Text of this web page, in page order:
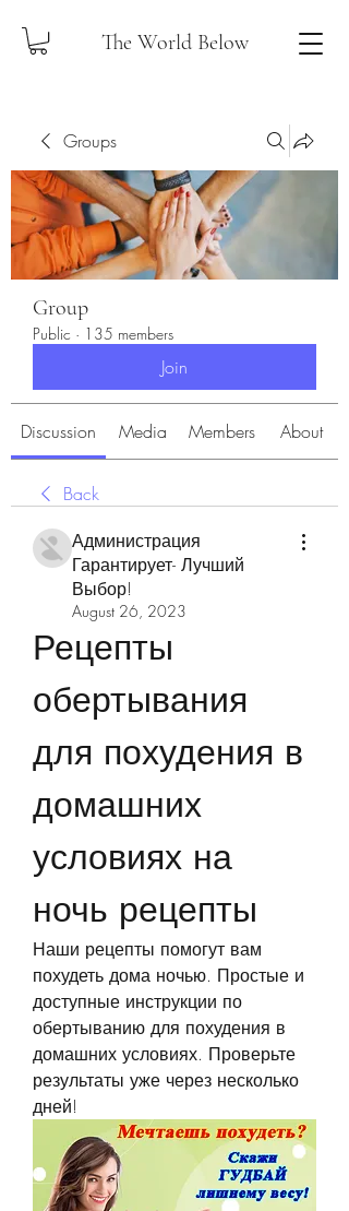
The World Below
Groups
Group
Public · 135 members
Join
Discussion Media Members About
Back
Администрация
Гарантирует- Лучший
Выбор!
August 26, 2023
Рецепты
обертывания
для похудения в
домашних
условиях на
ночь рецепты
Наши рецепты помогут вам
похудеть дома ночью. Простые и
доступные инструкции по
обертыванию для похудения в
домашних условиях. Проверьте
результаты уже через несколько
дней!